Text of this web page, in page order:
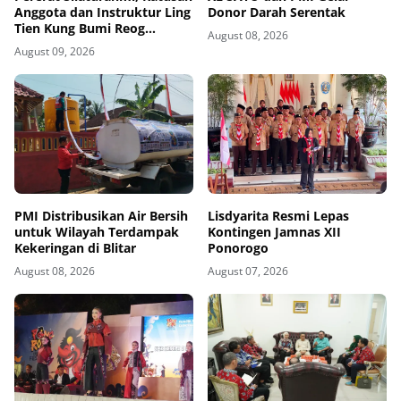
Anggota dan Instruktur Ling
Tien Kung Bumi Reog
Ponorogo Gelar Latihan
Bersama di Embung Pakel
August 09, 2026
Donor Darah Serentak
August 08, 2026
PMI Distribusikan Air Bersih
untuk Wilayah Terdampak
Kekeringan di Blitar
August 08, 2026
Lisdyarita Resmi Lepas
Kontingen Jamnas XII
Ponorogo
August 07, 2026